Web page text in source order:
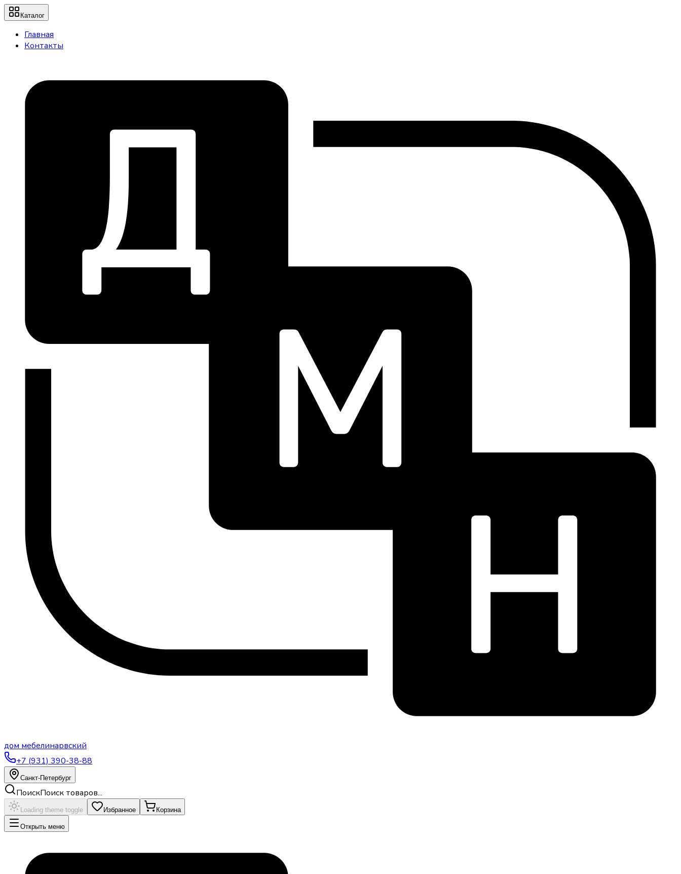
Каталог
Главная
Контакты
дом мебелинарвский
+7 (931) 390-38-88
Санкт-Петербург
ПоискПоиск товаров...
Loading theme toggle Избранное Корзина
Открыть меню